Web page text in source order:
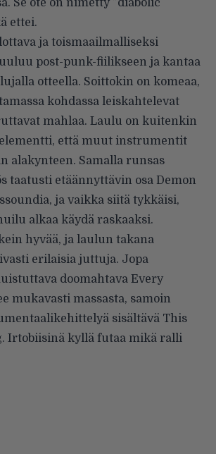
Se ote on nimetty ”diabolic
ettei.
ja toismaailmalliseksi
post-punk-fiilikseen ja kantaa
otteella. Soittokin on komeaa,
kohdassa leiskahtelevat
mahlaa. Laulu on kuitenkin
että muut instrumentit
alakynteen. Samalla runsas
taatusti etäännyttävin osa Demon
ja vaikka siitä tykkäisi,
alkaa käydä raskaaksi.
hyvää, ja laulun takana
erilaisia juttuja. Jopa
doomahtava Every
mukavasti massasta, samoin
sisältävä This
Irtobiisinä kyllä futaa mikä ralli